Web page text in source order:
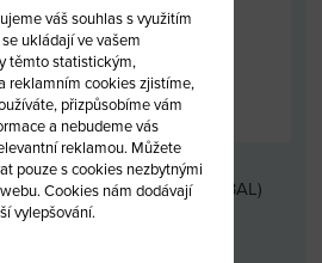
SUBARU 3+1 TLAČÍTKO (OBAL)
váš souhlas s využitím
ukládají ve vašem
těmto statistickým,
reklamním cookies zjistíme,
přizpůsobíme vám
a nebudeme vás
reklamou. Můžete
pouze s cookies nezbytnými
Cookies nám dodávají
vylepšování.